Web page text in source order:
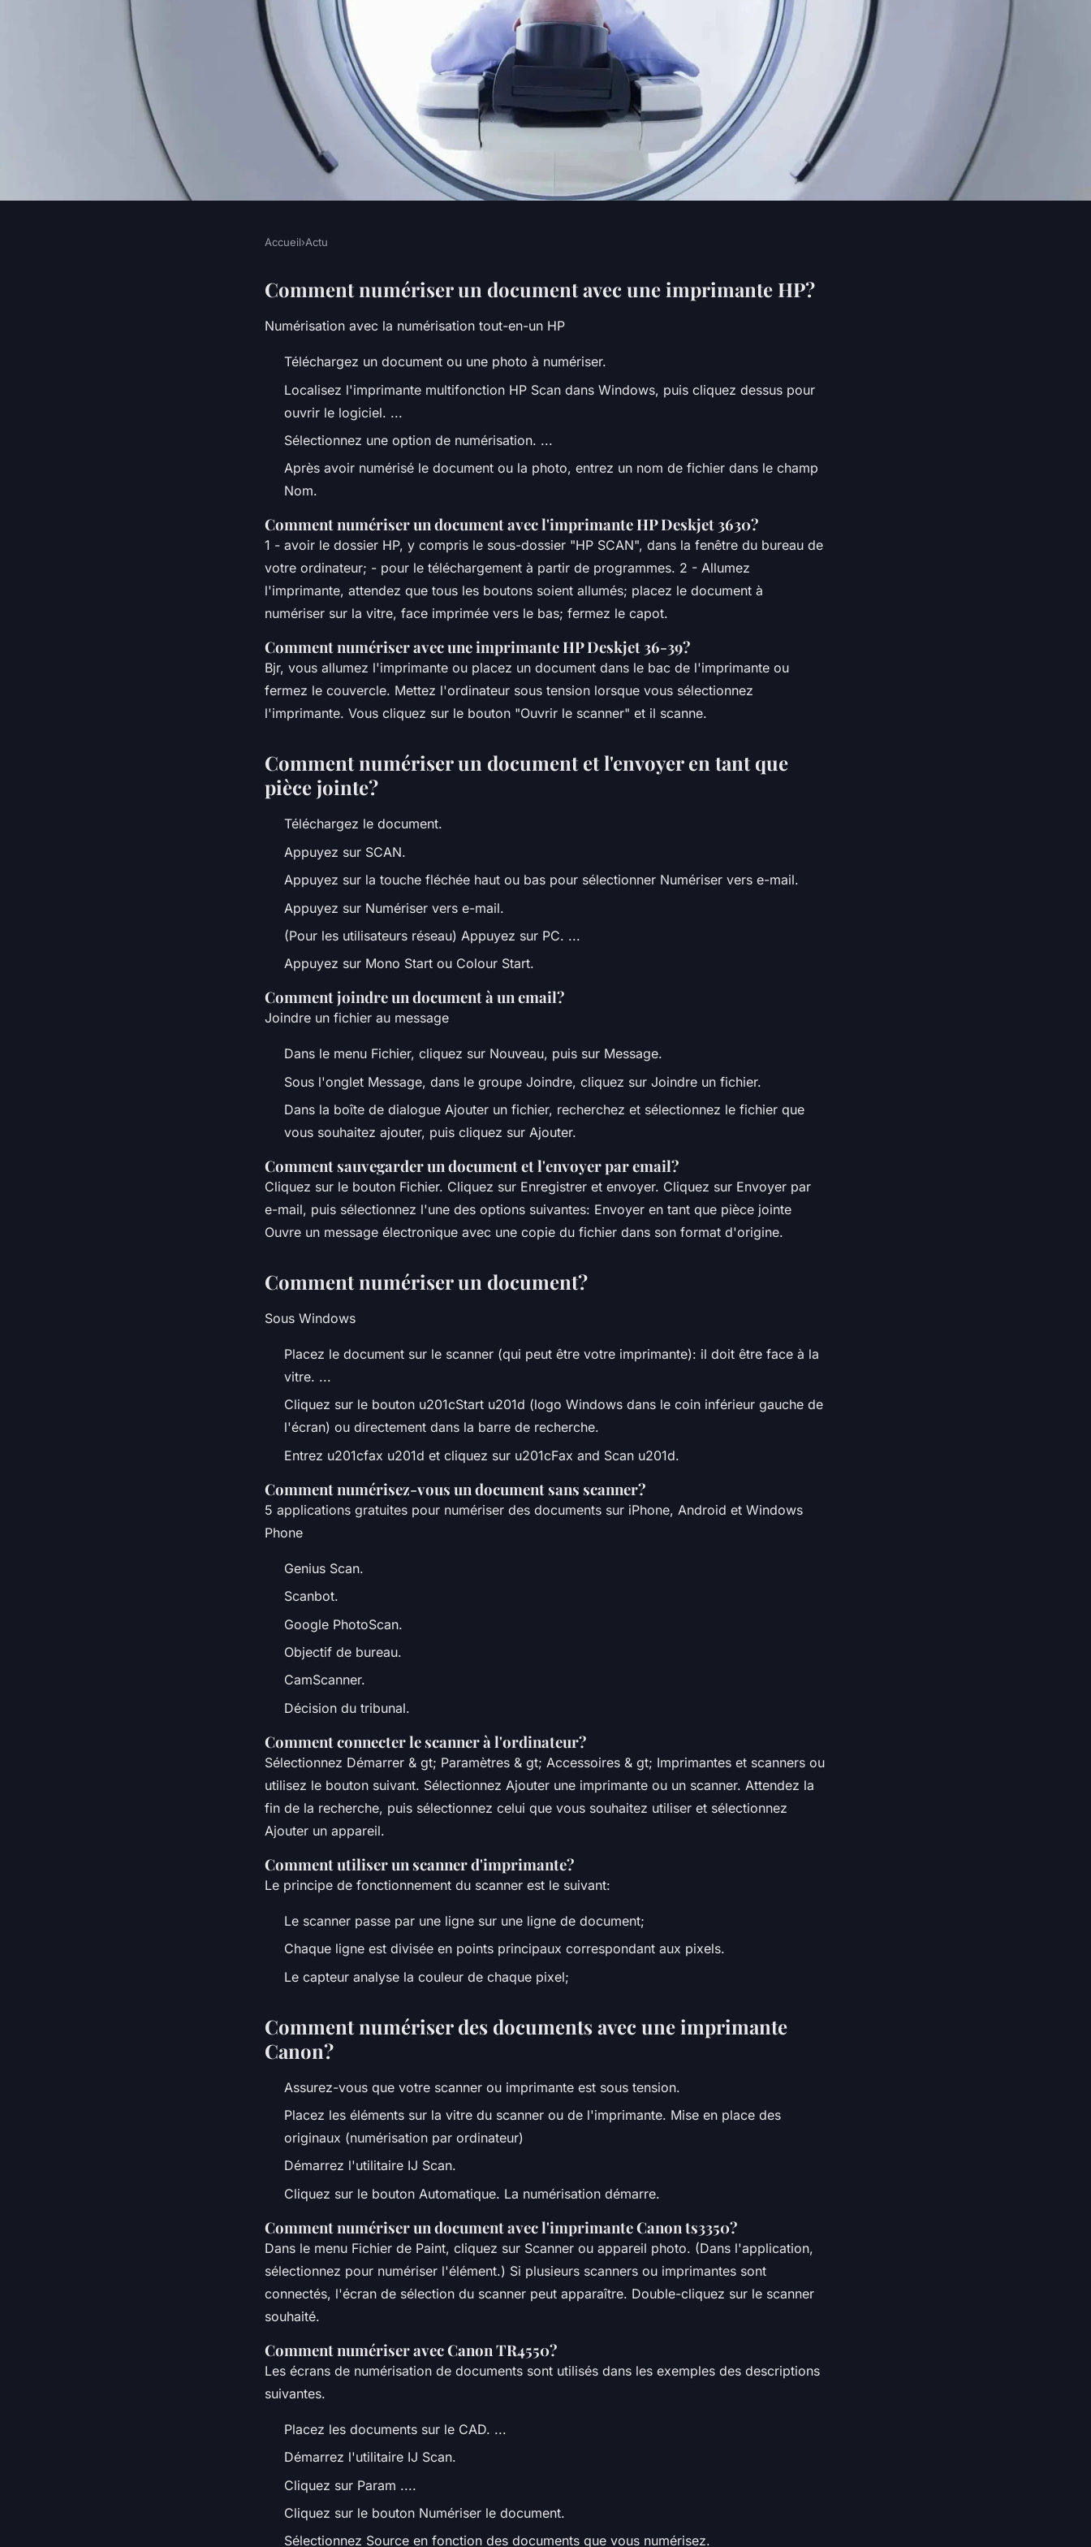
Comment on fait pour scanner un
Accueil›Actu
Comment numériser un document avec une imprimante HP?
Numérisation avec la numérisation tout-en-un HP
Téléchargez un document ou une photo à numériser.
Localisez l'imprimante multifonction HP Scan dans Windows, puis cliquez dessus pour
ouvrir le logiciel. ...
Sélectionnez une option de numérisation. ...
Après avoir numérisé le document ou la photo, entrez un nom de fichier dans le champ
Nom.
Comment numériser un document avec l'imprimante HP Deskjet 3630?
1 - avoir le dossier HP, y compris le sous-dossier "HP SCAN", dans la fenêtre du bureau de
votre ordinateur; - pour le téléchargement à partir de programmes. 2 - Allumez
l'imprimante, attendez que tous les boutons soient allumés; placez le document à
numériser sur la vitre, face imprimée vers le bas; fermez le capot.
Comment numériser avec une imprimante HP Deskjet 36-39?
Bjr, vous allumez l'imprimante ou placez un document dans le bac de l'imprimante ou
fermez le couvercle. Mettez l'ordinateur sous tension lorsque vous sélectionnez
l'imprimante. Vous cliquez sur le bouton "Ouvrir le scanner" et il scanne.
Comment numériser un document et l'envoyer en tant que
pièce jointe?
Téléchargez le document.
Appuyez sur SCAN.
Appuyez sur la touche fléchée haut ou bas pour sélectionner Numériser vers e-mail.
Appuyez sur Numériser vers e-mail.
(Pour les utilisateurs réseau) Appuyez sur PC. ...
Appuyez sur Mono Start ou Colour Start.
Comment joindre un document à un email?
Joindre un fichier au message
Dans le menu Fichier, cliquez sur Nouveau, puis sur Message.
Sous l'onglet Message, dans le groupe Joindre, cliquez sur Joindre un fichier.
Dans la boîte de dialogue Ajouter un fichier, recherchez et sélectionnez le fichier que
vous souhaitez ajouter, puis cliquez sur Ajouter.
Comment sauvegarder un document et l'envoyer par email?
Cliquez sur le bouton Fichier. Cliquez sur Enregistrer et envoyer. Cliquez sur Envoyer par
e-mail, puis sélectionnez l'une des options suivantes: Envoyer en tant que pièce jointe
Ouvre un message électronique avec une copie du fichier dans son format d'origine.
Comment numériser un document?
Sous Windows
Placez le document sur le scanner (qui peut être votre imprimante): il doit être face à la
vitre. ...
Cliquez sur le bouton u201cStart u201d (logo Windows dans le coin inférieur gauche de
l'écran) ou directement dans la barre de recherche.
Entrez u201cfax u201d et cliquez sur u201cFax and Scan u201d.
Comment numérisez-vous un document sans scanner?
5 applications gratuites pour numériser des documents sur iPhone, Android et Windows
Phone
Genius Scan.
Scanbot.
Google PhotoScan.
Objectif de bureau.
CamScanner.
Décision du tribunal.
Comment connecter le scanner à l'ordinateur?
Sélectionnez Démarrer & gt; Paramètres & gt; Accessoires & gt; Imprimantes et scanners ou
utilisez le bouton suivant. Sélectionnez Ajouter une imprimante ou un scanner. Attendez la
fin de la recherche, puis sélectionnez celui que vous souhaitez utiliser et sélectionnez
Ajouter un appareil.
Comment utiliser un scanner d'imprimante?
Le principe de fonctionnement du scanner est le suivant:
Le scanner passe par une ligne sur une ligne de document;
Chaque ligne est divisée en points principaux correspondant aux pixels.
Le capteur analyse la couleur de chaque pixel;
Comment numériser des documents avec une imprimante
Canon?
Assurez-vous que votre scanner ou imprimante est sous tension.
Placez les éléments sur la vitre du scanner ou de l'imprimante. Mise en place des
originaux (numérisation par ordinateur)
Démarrez l'utilitaire IJ Scan.
Cliquez sur le bouton Automatique. La numérisation démarre.
Comment numériser un document avec l'imprimante Canon ts3350?
Dans le menu Fichier de Paint, cliquez sur Scanner ou appareil photo. (Dans l'application,
sélectionnez pour numériser l'élément.) Si plusieurs scanners ou imprimantes sont
connectés, l'écran de sélection du scanner peut apparaître. Double-cliquez sur le scanner
souhaité.
Comment numériser avec Canon TR4550?
Les écrans de numérisation de documents sont utilisés dans les exemples des descriptions
suivantes.
Placez les documents sur le CAD. ...
Démarrez l'utilitaire IJ Scan.
Cliquez sur Param ....
Cliquez sur le bouton Numériser le document.
Sélectionnez Source en fonction des documents que vous numérisez.